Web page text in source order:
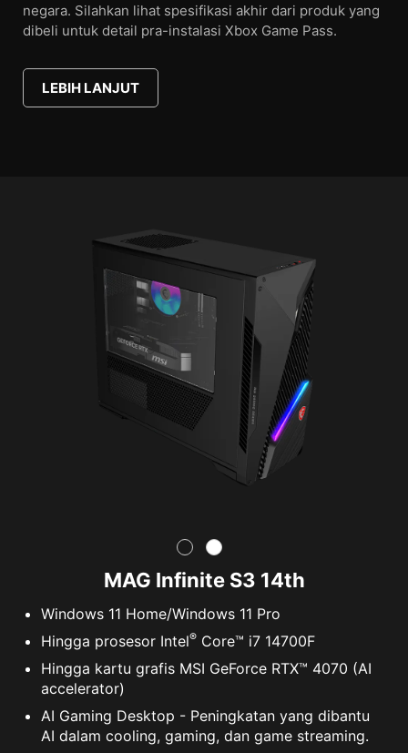
negara. Silahkan lihat spesifikasi akhir dari produk yang
dibeli untuk detail pra-instalasi Xbox Game Pass.
LEBIH LANJUT
MAG Infinite S3 14th
Windows 11 Home/Windows 11 Pro
Hingga prosesor Intel® Core™ i7 14700F
Hingga kartu grafis MSI GeForce RTX™ 4070 (AI
accelerator)
AI Gaming Desktop - Peningkatan yang dibantu
AI dalam cooling, gaming, dan game streaming.